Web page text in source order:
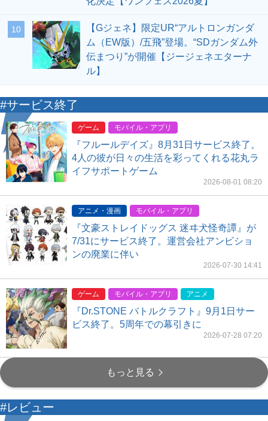
10
【Gジェネ】限定UR“アルトロンガンダ
ム（EW版）/五飛”登場。“SDガンダム外
伝まつり”が開催【ジージェネエターナ
ル】
#サービス終了
ゲーム モバイル・アプリ
『フルールデイズ』8月31日サービス終了。
4人の彼が日々の生活を彩ってくれる花丸ラ
イフサポートゲーム
2026-08-01 08:20
アニメ・漫画 モバイル・アプリ
『文豪ストレイドッグス 迷ヰ犬怪奇譚』が
7/31にサービス終了。運営会社アンビショ
ンの廃業に伴い
2026-07-30 14:41
ゲーム モバイル・アプリ アニメ
『Dr.STONE バトルクラフト』9月1日サー
ビス終了。5周年での幕引きに
2026-07-28 07:20
もっと見る
#レビュー